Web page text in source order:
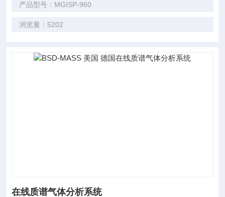
产品型号：MGISP-960
浏览量：5202
在线质谱气体分析系统